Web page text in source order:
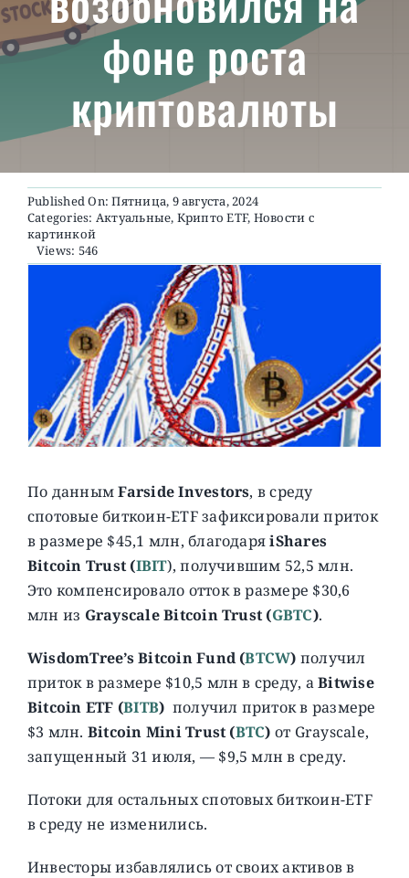
О ПРОЕКТЕфоне роста
криптовалюты
Published On: Пятница, 9 августа, 2024
Categories: Актуальные, Крипто ETF, Новости с
картинкой
Views: 546
По даннымFarside Investors, в среду
спотовые биткоин-ETF зафиксировали приток
в размере $45,1 млн, благодаряiShares
Bitcoin Trust (IBIT), получившим 52,5 млн.
Это компенсировало отток в размере $30,6
млн из Grayscale Bitcoin Trust (GBTC).
WisdomTree’s Bitcoin Fund (BTCW) получил
приток в размере $10,5 млн в среду, аBitwise
Bitcoin ETF (BITB) получил приток в размере
$3 млн. Bitcoin Mini Trust (BTC) от Grayscale,
запущенный 31 июля, — $9,5 млн в среду.
Потоки для остальных спотовых биткоин-ETF
в среду не изменились.
Инвесторы избавлялись от своих активов в